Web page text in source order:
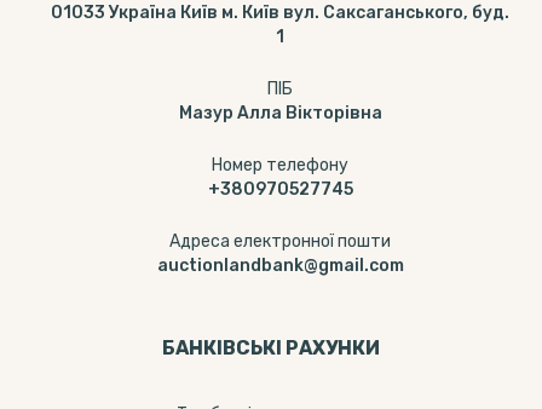
01033 Україна Київ м. Київ вул. Саксаганського, буд.
1
ПІБ
Мазур Алла Вікторівна
Номер телефону
+380970527745
Адреса електронної пошти
auctionlandbank@gmail.com
БАНКІВСЬКІ РАХУНКИ